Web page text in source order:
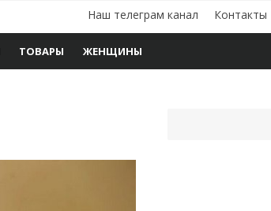
Наш телеграм канал Контакты
ТОВАРЫ ЖЕНЩИНЫ